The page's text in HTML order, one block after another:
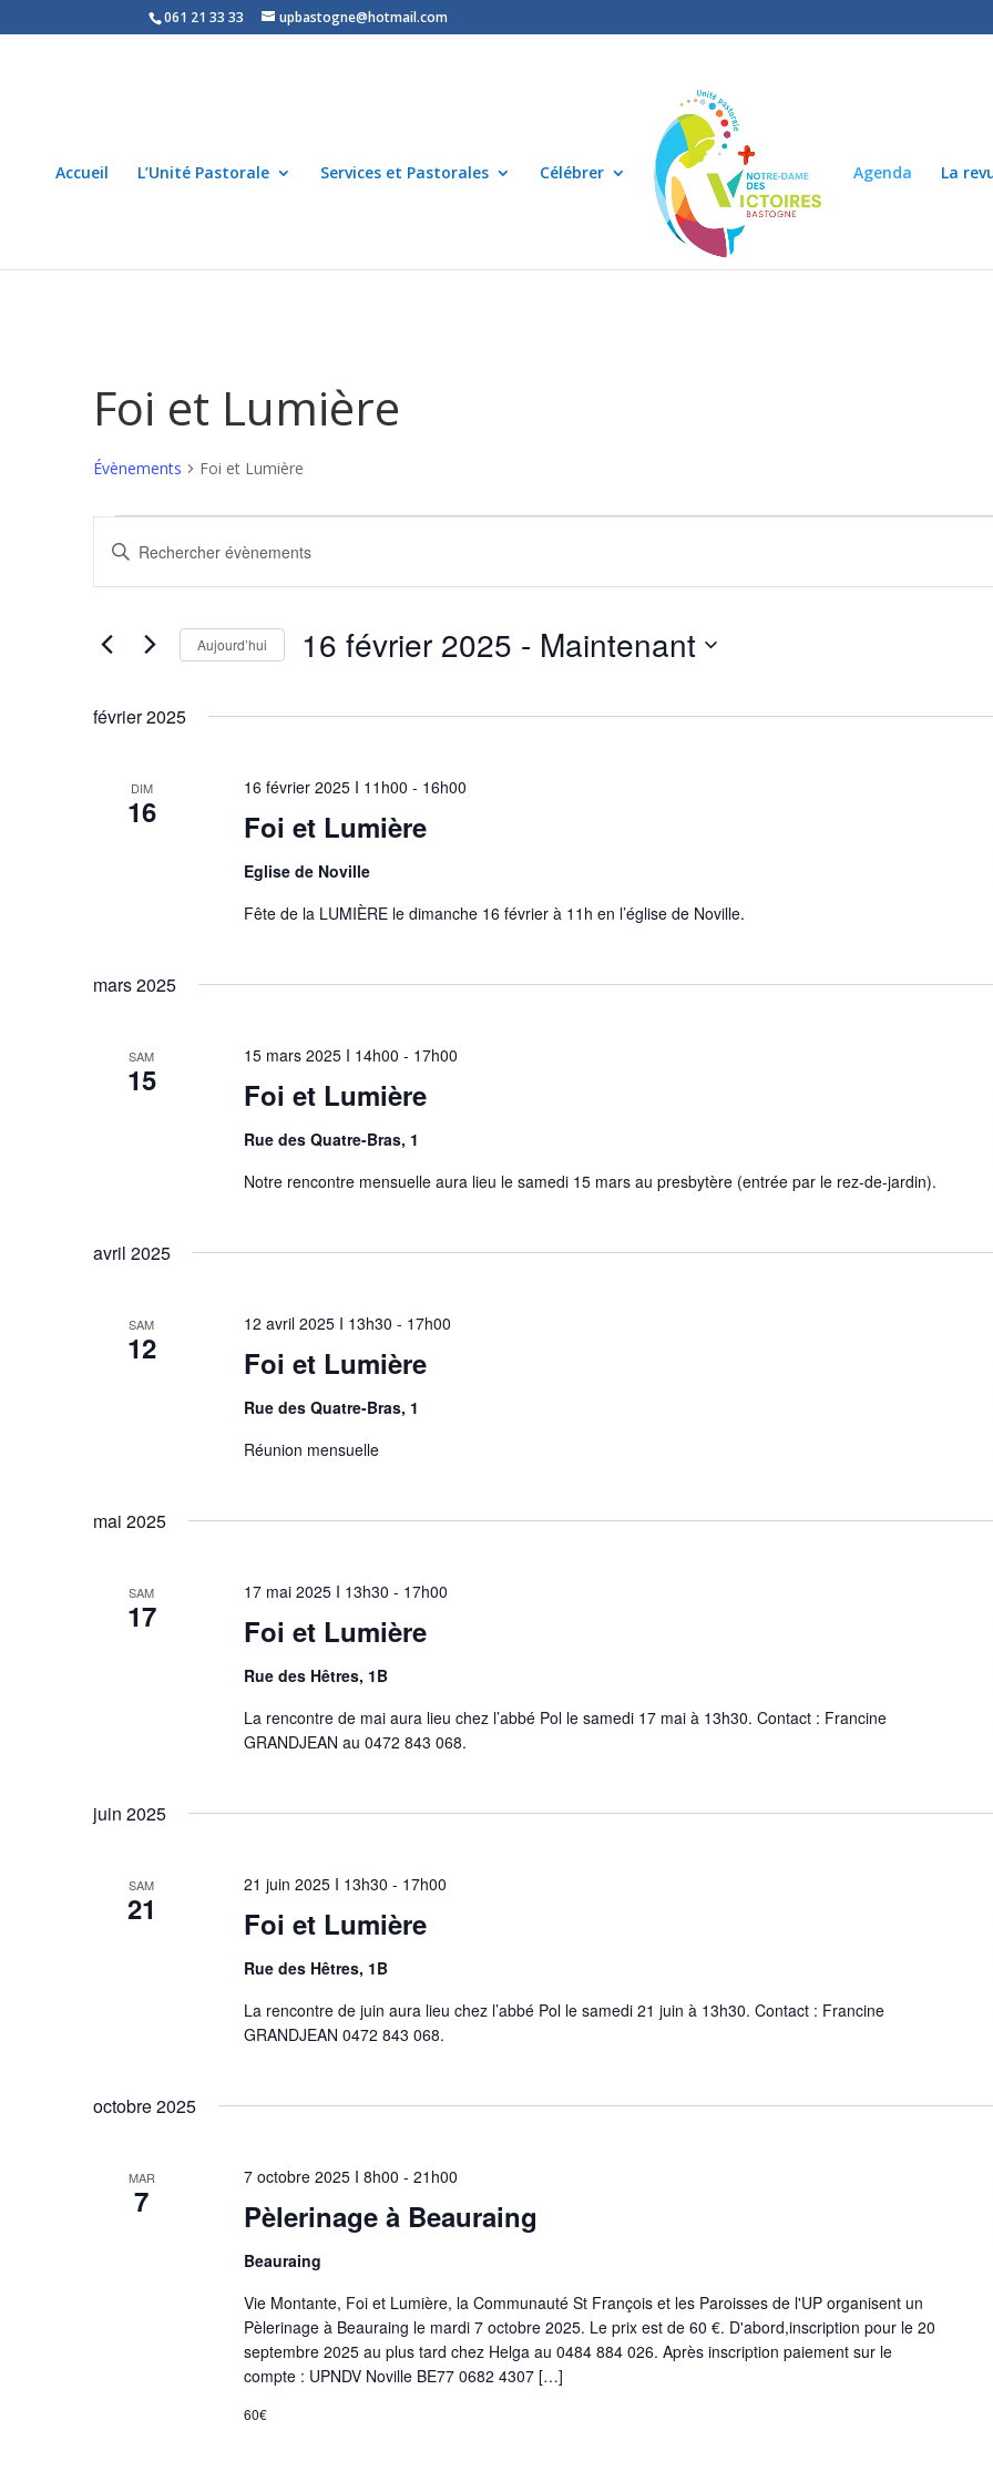
061 21 33 33 upbastogne@hotmail.com
Accueil L’Unité Pastorale Services et Pastorales Célébrer Agenda La
Foi et Lumière
Évènements Foi et Lumière
Évènements
Recherche
et
navigation
vues
Évènements
Saisir
mot-
clé.
Évènements
clé.
Aujourd’hui 16 février 2025 - Maintenant
février 2025
DIM
16 Foi et Lumière
16 février 2025 I 11h00 - 16h00
Eglise de Noville
Fête de la LUMIÈRE le dimanche 16 février à 11h en l’église de Noville.
mars 2025
SAM
15 Foi et Lumière
15 mars 2025 I 14h00 - 17h00
Rue des Quatre-Bras, 1
Notre rencontre mensuelle aura lieu le samedi 15 mars au presbytère (entrée par le rez-de-jardin).
avril 2025
SAM
12 Foi et Lumière
12 avril 2025 I 13h30 - 17h00
Rue des Quatre-Bras, 1
Réunion mensuelle
mai 2025
SAM
17 Foi et Lumière
17 mai 2025 I 13h30 - 17h00
Rue des Hêtres, 1B
La rencontre de mai aura lieu chez l’abbé Pol le samedi 17 mai à 13h30. Contact : Francine
GRANDJEAN au 0472 843 068.
juin 2025
SAM
21 Foi et Lumière
21 juin 2025 I 13h30 - 17h00
Rue des Hêtres, 1B
La rencontre de juin aura lieu chez l’abbé Pol le samedi 21 juin à 13h30. Contact : Francine
GRANDJEAN 0472 843 068.
octobre 2025
MAR
7 Pèlerinage à Beauraing
7 octobre 2025 I 8h00 - 21h00
Beauraing
Vie Montante, Foi et Lumière, la Communauté St François et les Paroisses de l'UP organisent un
Pèlerinage à Beauraing le mardi 7 octobre 2025. Le prix est de 60 €. D'abord,inscription pour le 20
septembre 2025 au plus tard chez Helga au 0484 884 026. Après inscription paiement sur le
compte : UPNDV Noville BE77 0682 4307 […]
60€